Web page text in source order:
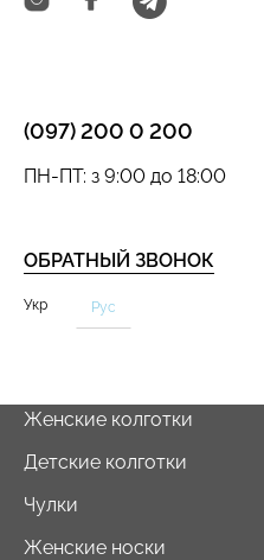
(097) 200 0 200
ОБРАТНЫЙ ЗВОНОК
ПН-ПТ: з 9:00 до 18:00
Укр Рус
Женские колготки
Детские колготки
Чулки
Женские носки
Велосипедки с пуш-ап
TRACKS SHAPE black
(черный) Giulia
454 грн. 649 грн.